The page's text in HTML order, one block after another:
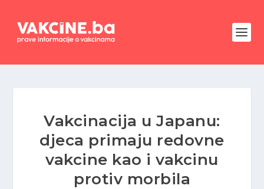
Vakcinacija u Japanu:
djeca primaju redovne
vakcine kao i vakcinu
protiv morbila